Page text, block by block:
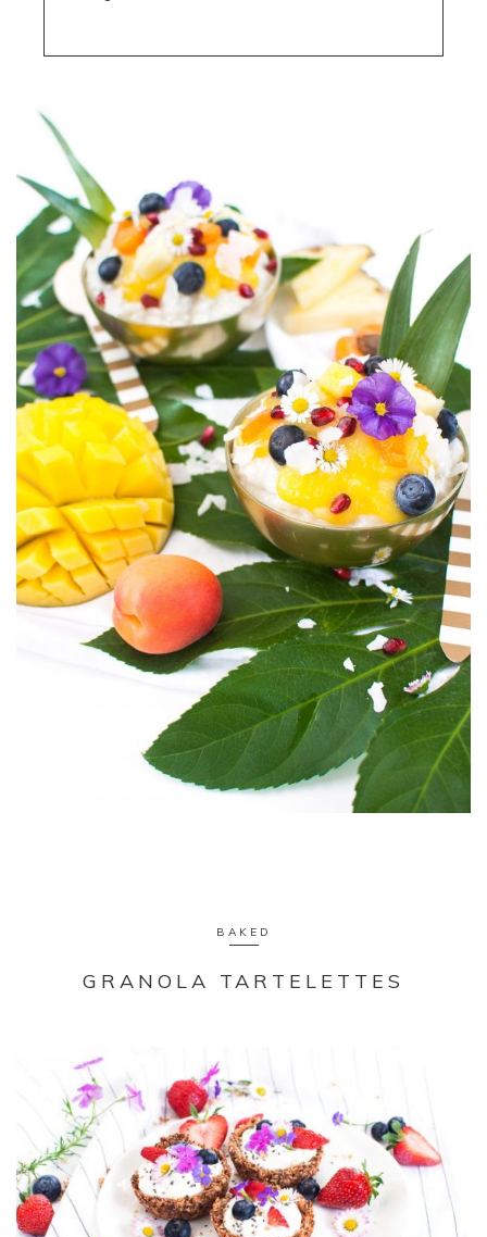
BAKED
GRANOLA TARTELETTES